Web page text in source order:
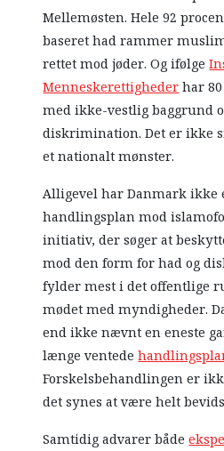
Mellemøsten. Hele 92
baseret had rammer
rettet mod jøder. Og ifølge
Menneskerettighederhar
med ikke-vestlig baggrund
diskrimination. Det er ikke
et nationalt mønster.
Alligevel har Danmark ikke
handlingsplan mod
initiativ, der søger at
mod den form for had og
fylder mest i det offentlige
mødet med myndigheder.
end ikke nævnt en eneste
længe ventede
Forskelsbehandlingen er
det synes at være helt
Samtidig advarer både